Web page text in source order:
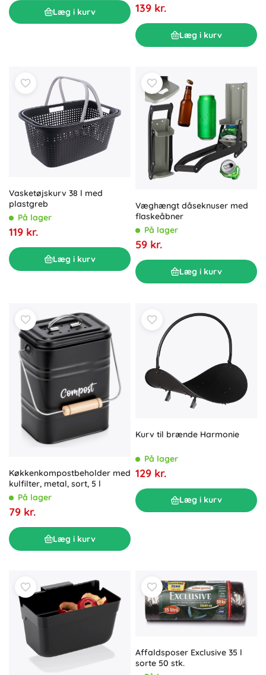
Læg i kurv 139 kr.
Læg i kurv
Vasketøjskurv 38 l med
plastgreb
På lager
119 kr.
Læg i kurv
Væghængt dåseknuser med
flaskeåbner
På lager
59 kr.
Læg i kurv
Køkkenkompostbeholder med
kulfilter, metal, sort, 5 l
På lager
79 kr.
Læg i kurv
Kurv til brænde Harmonie
På lager
129 kr.
Læg i kurv
Affaldsposer Exclusive 35 l
sorte 50 stk.